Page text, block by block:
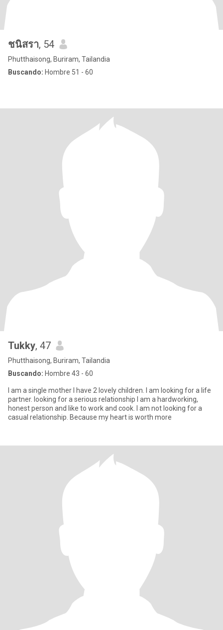
ชนิสรา, 54
Phutthaisong, Buriram, Tailandia
Buscando: Hombre 51 - 60
Tukky, 47
Phutthaisong, Buriram, Tailandia
Buscando: Hombre 43 - 60
I am a single mother I have 2 lovely children. I am looking for a life
partner. looking for a serious relationship I am a hardworking,
honest person and like to work and cook. I am not looking for a
casual relationship. Because my heart is worth more